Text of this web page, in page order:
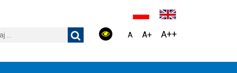
A A+ A++